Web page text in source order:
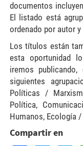
documentos
El listado está
ordenado por autor
Los títulos están
esta oportunidad
iremos
siguientes
Políticas /
Política,
Humanos, Ecología
Compartir en